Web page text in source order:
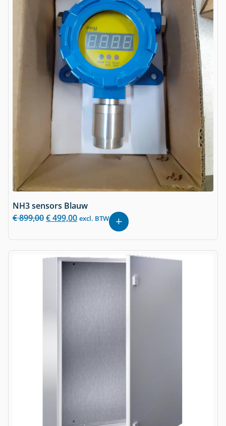
NH3 sensors Blauw
€899,00€499,00 excl. BTW